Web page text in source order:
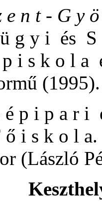
e n t - G y
ü g y i és
p i s k o l
(1995).
é p i p a r i
ő i s k o l
(László